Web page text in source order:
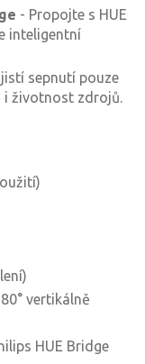
- Propojte s HUE
inteligentní
sepnutí pouze
i životnost zdrojů.
vertikálně
HUE Bridge